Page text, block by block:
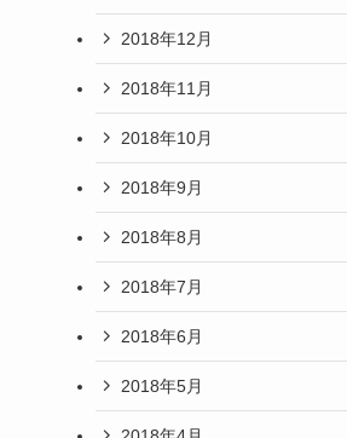
2018年12月
2018年11月
2018年10月
2018年9月
2018年8月
2018年7月
2018年6月
2018年5月